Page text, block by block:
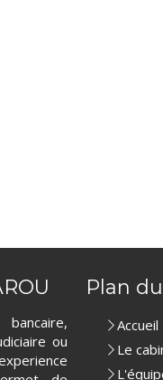
ou
Plan
Accueil
Le